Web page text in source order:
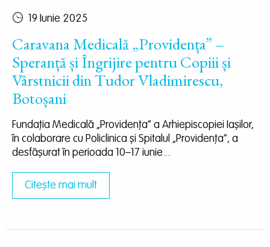
19 Iunie 2025
Caravana Medicală „Providența” –
Speranță și Îngrijire pentru Copiii și
Vârstnicii din Tudor Vladimirescu,
Botoșani
Fundația Medicală „Providența” a Arhiepiscopiei Iașilor,
în colaborare cu Policlinica și Spitalul „Providența”, a
desfășurat în perioada 10–17 iunie...
Citește mai mult